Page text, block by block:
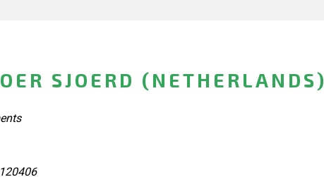
SJOERD (NETHERLANDS)